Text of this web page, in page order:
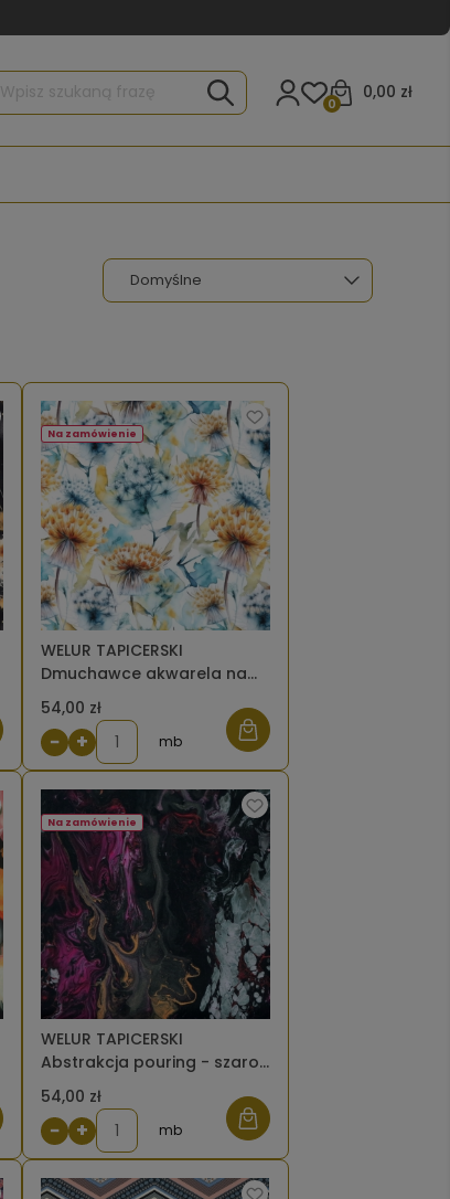
0,00 zł
0
WELUR TAPICERSKI
Dmuchawce akwarela na
białym [6-8]
54,00 zł
Na zamówienie
− + mb
WELUR TAPICERSKI
Abstrakcja pouring - szaro-
różowa [6-8]
54,00 zł
Na zamówienie
− + mb